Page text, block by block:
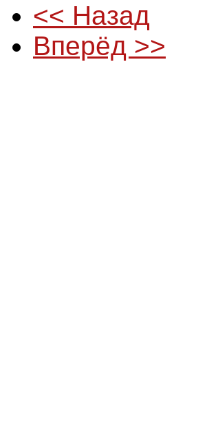
<< Назад
Вперёд >>